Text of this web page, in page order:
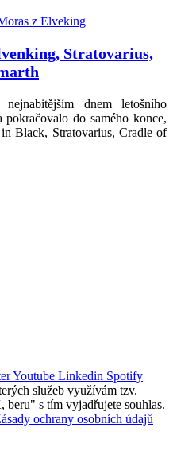
Stratovarius,
dnem letošního
do samého konce,
Black, Stratovarius, Cradle of
Youtube Linkedin Spotify
služeb využívám tzv.
s tím vyjadřujete souhlas.
ochrany osobních údajů